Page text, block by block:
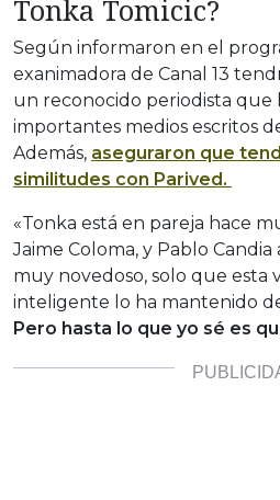
Tonka Tomicic?
Según informaron en el
exanimadora de Canal 13
un reconocido periodista que
importantes medios escritos
Además, aseguraron que
similitudes con Parived.
«Tonka está en pareja hace
Jaime Coloma, y Pablo Candia
muy novedoso, solo que esta
inteligente lo ha mantenido
Pero hasta lo que yo sé es